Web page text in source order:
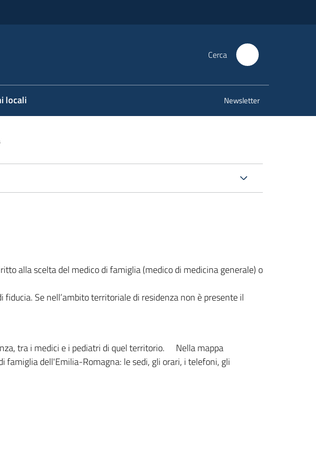
Cerca
locali Newsletter
alla scelta del medico di famiglia (medico di medicina generale) o
Se nell’ambito territoriale di residenza non è presente il
tra i medici e i pediatri di quel territorio.
Nella mappa
famiglia dell'Emilia-Romagna: le sedi, gli orari, i telefoni, gli